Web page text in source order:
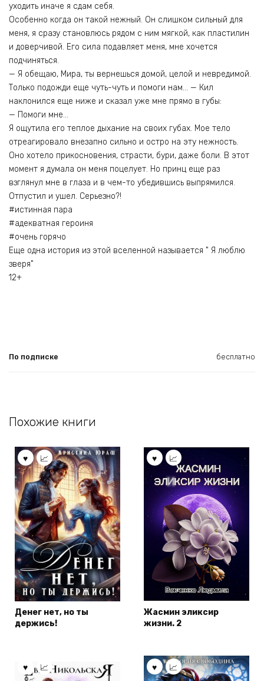
уходить иначе я сдам себя.
Особенно когда он такой нежный. Он слишком сильный для
меня, я сразу становлюсь рядом с ним мягкой, как пластилин
и доверчивой. Его сила подавляет меня, мне хочется
подчиняться.
— Я обещаю, Мира, ты вернешься домой, целой и невредимой.
Только подожди еще чуть-чуть и помоги нам… — Кил
наклонился еще ниже и сказал уже мне прямо в губы:
— Помоги мне…
Я ощутила его теплое дыхание на своих губах. Мое тело
отреагировало внезапно сильно и остро на эту нежность.
Оно хотело прикосновения, страсти, бури, даже боли. В этот
момент я думала он меня поцелует. Но принц еще раз
взглянул мне в глаза и в чем-то убедившись выпрямился.
Отпустил и ушел. Серьезно?!
#истинная пара
#адекватная героиня
#очень горячо
Еще одна история из этой вселенной называется " Я люблю
зверя"
12+
По подписке бесплатно
Похожие книги
Денег нет, но ты
держись!
Жасмин эликсир
жизни. 2